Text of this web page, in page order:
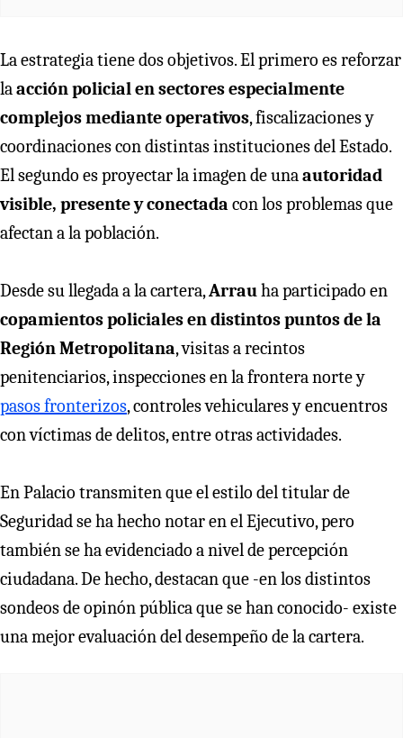
La estrategia tiene dos objetivos. El primero es reforzar
laacción policial en sectores especialmente
complejos mediante operativos, fiscalizaciones y
coordinaciones con distintas instituciones del Estado.
El segundo es proyectar la imagen de unaautoridad
visible, presente y conectada con los problemas que
afectan a la población.
Desde su llegada a la cartera,Arrauha participado en
copamientos policiales en distintos puntos de la
Región Metropolitana, visitas a recintos
penitenciarios, inspecciones en la frontera norte y
pasos fronterizos, controles vehiculares y encuentros
con víctimas de delitos, entre otras actividades.
En Palacio transmiten que el estilo del titular de
Seguridad se ha hecho notar en el Ejecutivo, pero
también se ha evidenciado a nivel de percepción
ciudadana. De hecho, destacan que -en los distintos
sondeos de opinón pública que se han conocido- existe
una mejor evaluación del desempeño de la cartera.